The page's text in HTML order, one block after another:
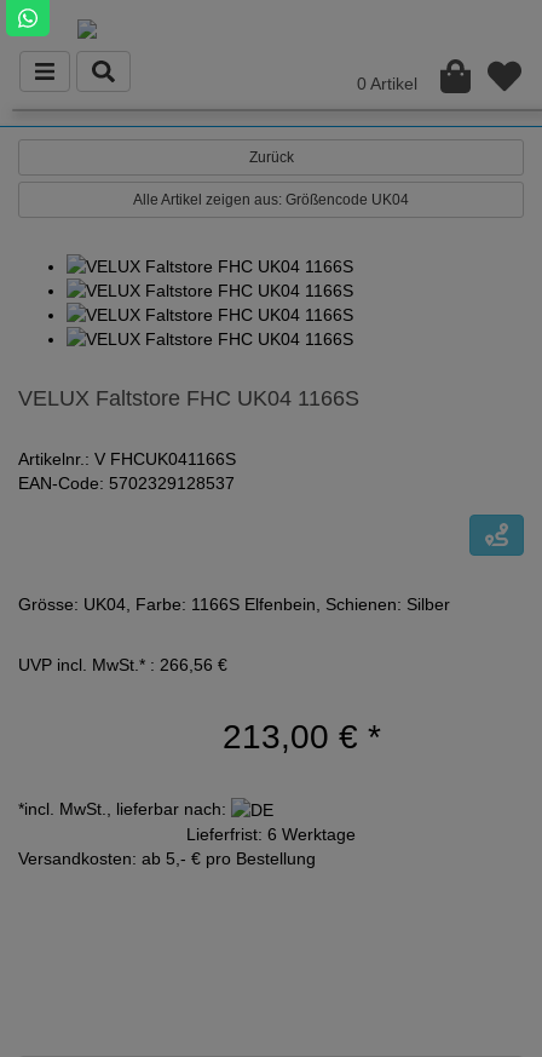
0 Artikel
Zurück
Alle Artikel zeigen aus: Größencode UK04
VELUX Faltstore FHC UK04 1166S
Artikelnr.: V FHCUK041166S
EAN-Code: 5702329128537
Grösse: UK04, Farbe: 1166S Elfenbein, Schienen: Silber
UVP incl. MwSt.* : 266,56 €
213,00 € *
*incl. MwSt., lieferbar nach:
Lieferfrist: 6 Werktage
Versandkosten: ab 5,- € pro Bestellung